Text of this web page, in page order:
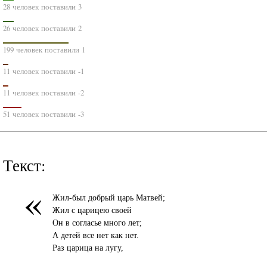
28 человек поставили 3
26 человек поставили 2
199 человек поставили 1
11 человек поставили -1
11 человек поставили -2
51 человек поставили -3
Текст:
«
Жил-был добрый царь Матвей;
Жил с царицею своей
Он в согласье много лет;
А детей все нет как нет.
Раз царица на лугу,